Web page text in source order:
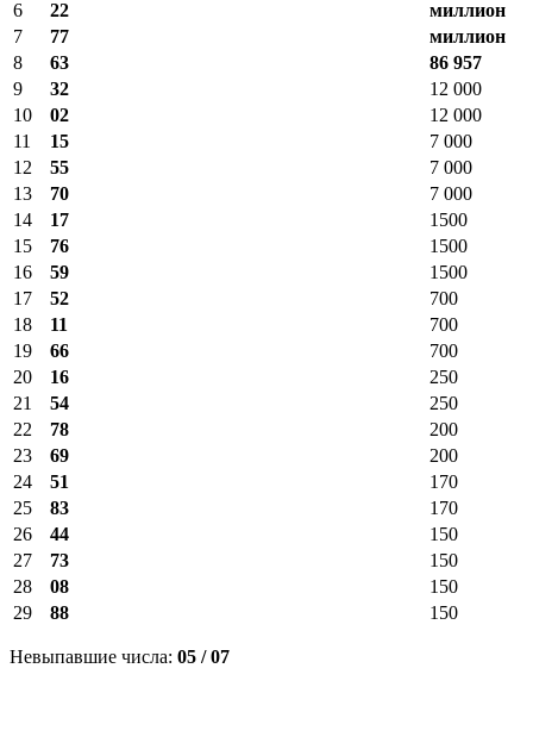
6
22
миллион
7
77
миллион
8
63
86 957
9
32
12 000
10
02
12 000
11
15
7 000
12
55
7 000
13
70
7 000
14
17
1500
15
76
1500
16
59
1500
17
52
700
18
11
700
19
66
700
20
16
250
21
54
250
22
78
200
23
69
200
24
51
170
25
83
170
26
44
150
27
73
150
28
08
150
29
88 150
Невыпавшие числа: 05 / 07